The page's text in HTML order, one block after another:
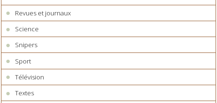
Revues et journaux
Science
Snipers
Sport
Télévision
Textes